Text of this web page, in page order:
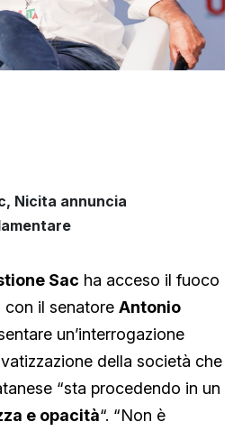
Nicita annuncia
Sac ha acceso il fuoco
il senatore Antonio
un’interrogazione
della società che
“sta procedendo in un
e opacità“. “Non è